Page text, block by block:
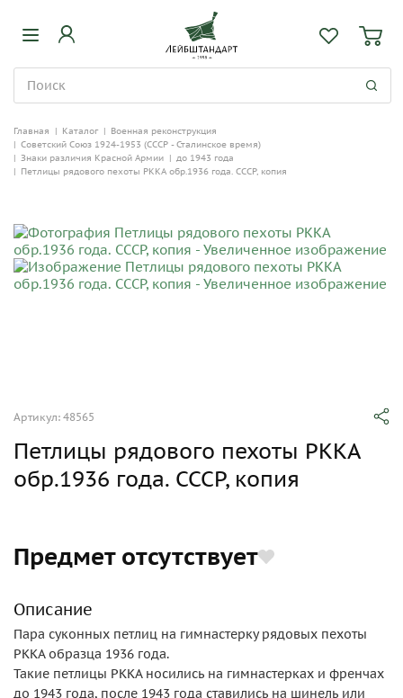
Главная | Каталог | Военная реконструкция
| Советский Союз 1924-1953 (СССР - Сталинское время)
| Знаки различия Красной Армии | до 1943 года
| Петлицы рядового пехоты РККА обр.1936 года. СССР, копия
Артикул: 48565
Петлицы рядового пехоты РККА
обр.1936 года. СССР, копия
Предмет отсутствует
Описание
Пара суконных петлиц на гимнастерку рядовых пехоты
РККА образца 1936 года.
Такие петлицы РККА носились на гимнастерках и френчах
до 1943 года, после 1943 года ставились на шинель или